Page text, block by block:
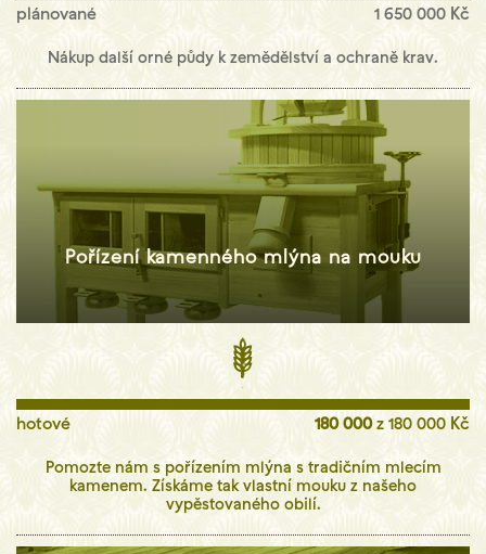
plánované 1 650 000 Kč
Nákup další orné půdy k zemědělství a ochraně krav.
Pořízení kamenného mlýna na mouku
hotové 180 000z 180 000 Kč
Pomozte nám s pořízením mlýna s tradičním mlecím
kamenem. Získáme tak vlastní mouku z našeho
vypěstovaného obilí.